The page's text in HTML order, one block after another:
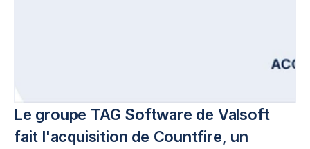
Le groupe TAG Software de Valsoft
fait l'acquisition de Countfire, un